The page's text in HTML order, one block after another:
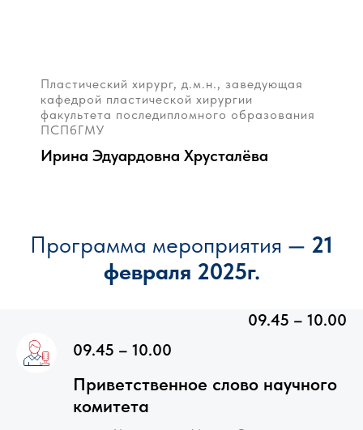
Пластический хирург, д.м.н., заведующая
кафедрой пластической хирургии
факультета последипломного образования
ПСПбГМУ
Ирина Эдуардовна Хрусталёва
Программа мероприятия — 21
февраля 2025г.
09.45 – 10.00
09.45 – 10.00
Приветственное слово научного
комитета